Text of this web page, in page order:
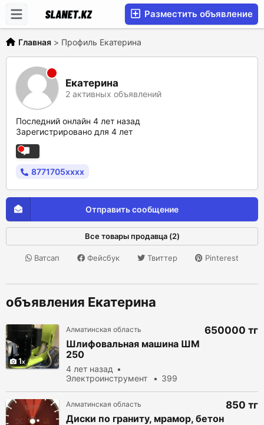
Разместить объявление
Главная > Профиль Екатерина
Екатерина
2 активных объявлений
Последний онлайн 4 лет назад
Зарегистрировано для 4 лет
8771705xxxx
Отправить сообщение
Все товары продавца (2)
Ватсап Фейсбук Твиттер Pinterest
объявления Екатерина
1
Алматинская область
Шлифовальная машина ШМ
250
4 лет назад
Электроинструмент
399
650000 тг
Алматинская область
Диски по граниту, мрамор, бетон
850 тг